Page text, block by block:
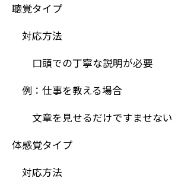
聴覚タイプ
対応方法
口頭での丁寧な説明が必要
例：仕事を教える場合
文章を見せるだけですませない
体感覚タイプ
対応方法